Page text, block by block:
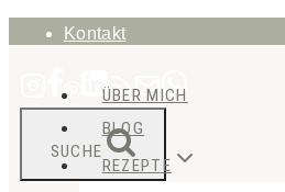
springen
Kontakt
SUCHE
ÜBER MICH
BLOG
REZEPTE